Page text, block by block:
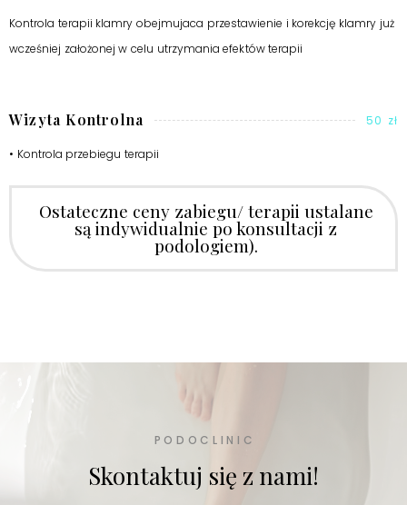
Kontrola terapii klamry obejmujaca przestawienie i korekcję klamry już
wcześniej założonej w celu utrzymania efektów terapii
Wizyta Kontrolna 50 zł
• Kontrola przebiegu terapii
Ostateczne ceny zabiegu/ terapii ustalane
są indywidualnie po konsultacji z
podologiem).
PODOCLINIC
Skontaktuj się z nami!